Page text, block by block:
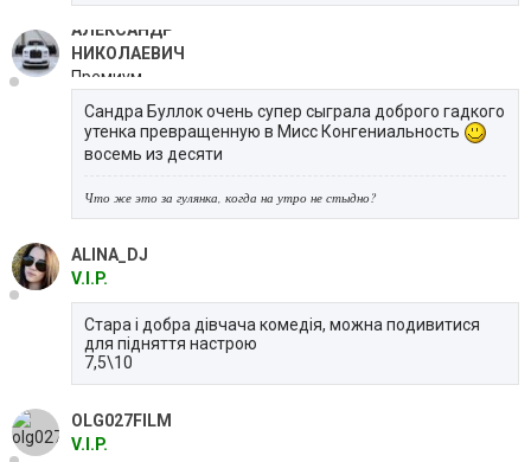
АЛЕКСАНДР
НИКОЛАЕВИЧ
Премиум
Сандра Буллок очень супер сыграла доброго гадкого
утенка превращенную в Мисс Конгениальность
восемь из десяти
Что же это за гулянка, когда на утро не стыдно?
ALINA_DJ
V.I.P.
Стара і добра дівчача комедія, можна подивитися
для підняття настрою
7,5\10
OLG027FILM
V.I.P.